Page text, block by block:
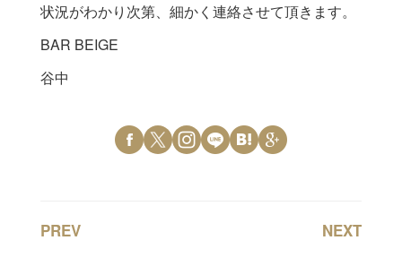
状況がわかり次第、細かく連絡させて頂きます。
BAR BEIGE
谷中
PREV NEXT